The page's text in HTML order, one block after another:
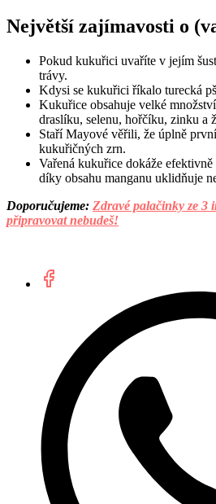
Největší zajímavosti o
Pokud kukuřici uvaříte v jejím
trávy.
Kdysi se kukuřici říkalo turecká
Kukuřice obsahuje velké
draslíku, selenu, hořčíku, zinku a
Staří Mayové věřili, že úplně
kukuřičných zrn.
Vařená kukuřice dokáže
díky obsahu manganu uklidňuje
Doporučujeme: Zdravé palačinky ze 3
připravovat nebudeš!